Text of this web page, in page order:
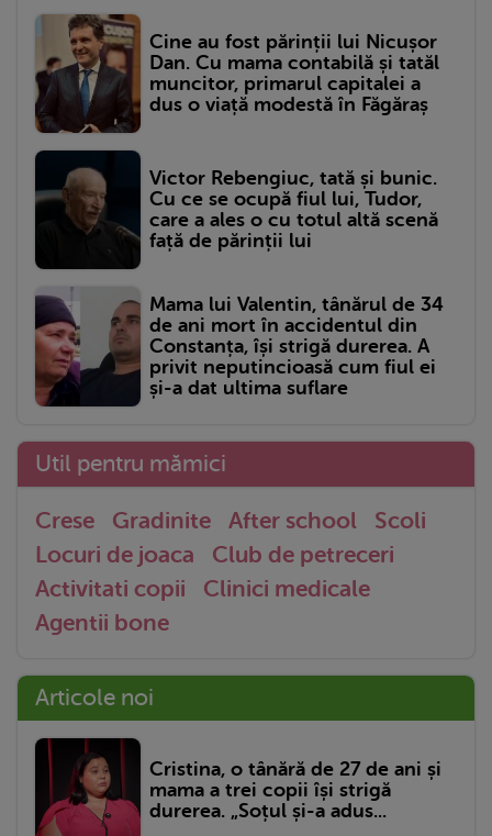
Cine au fost părinții lui Nicușor
Dan. Cu mama contabilă și tatăl
muncitor, primarul capitalei a
dus o viață modestă în Făgăraș
Victor Rebengiuc, tată și bunic.
Cu ce se ocupă fiul lui, Tudor,
care a ales o cu totul altă scenă
față de părinții lui
Mama lui Valentin, tânărul de 34
de ani mort în accidentul din
Constanța, își strigă durerea. A
privit neputincioasă cum fiul ei
și-a dat ultima suflare
Util pentru mămici
Crese Gradinite After school
Scoli
Locuri de joaca
Club de petreceri
Activitati copii
Clinici medicale
Agentii bone
Articole noi
Cristina, o tânără de 27 de ani și
mama a trei copii își strigă
durerea. „Soțul și-a adus...